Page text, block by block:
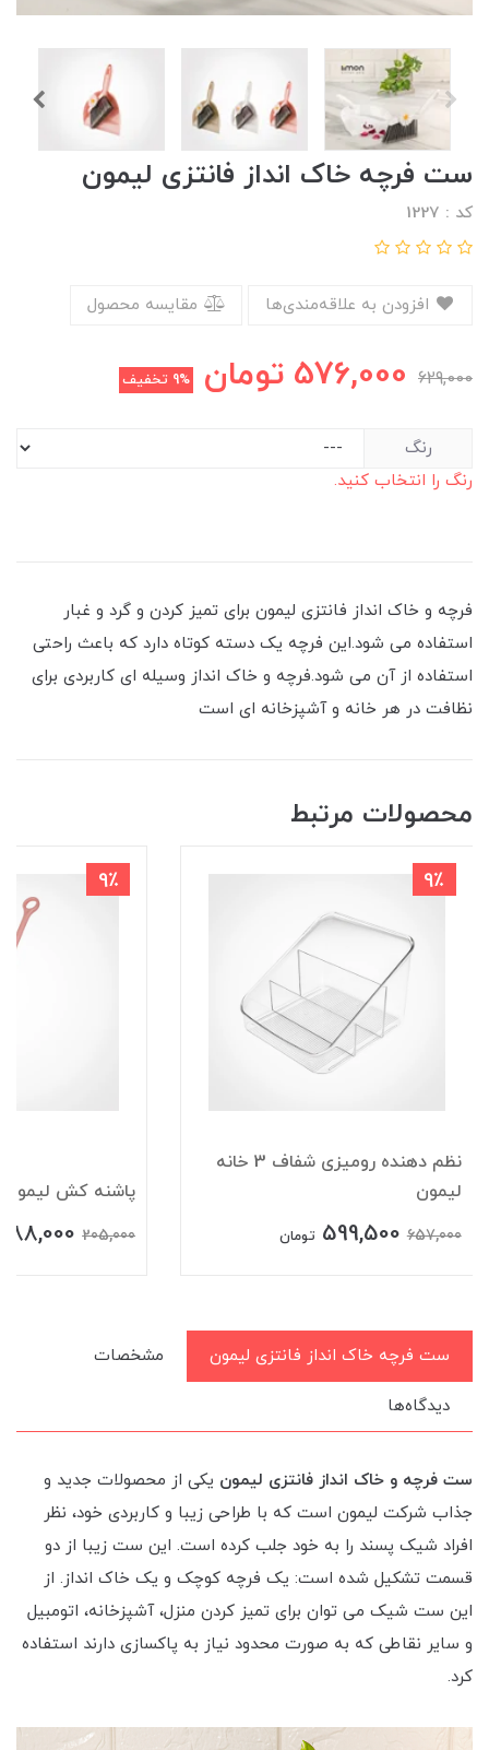
ست فرچه خاک انداز فانتزی لیمون
کد : 1227
مقایسه محصول
629,000
576,000 تومان 9% تخفیف
رنگ
رنگ را انتخاب کنید.
فرچه و خاک انداز فانتزی لیمون برای تمیز کردن و گرد و غبار
استفاده می شود.این فرچه یک دسته کوتاه دارد که باعث راحتی
استفاده از آن می شود.فرچه و خاک انداز وسیله ای کاربردی برای
نظافت در هر خانه و آشپزخانه ای است
محصولات مرتبط
9٪
نظم دهنده رومیزی شفاف 3 خانه
لیمون
657,000
599,500 تومان
9٪
پاشنه کش لیمون
205,000
188,000
ست فرچه خاک انداز فانتزی لیمون مشخصات
دیدگاه‌ها
ست فرچه و خاک انداز فانتزی لیمون یکی از محصولات جدید و
جذاب شرکت لیمون است که با طراحی زیبا و کاربردی خود، نظر
افراد شیک پسند را به خود جلب کرده است. این ست زیبا از دو
قسمت تشکیل شده است: یک فرچه کوچک و یک خاک انداز. از
این ست شیک می توان برای تمیز کردن منزل، آشپزخانه، اتومبیل
و سایر نقاطی که به صورت محدود نیاز به پاکسازی دارند استفاده
کرد.